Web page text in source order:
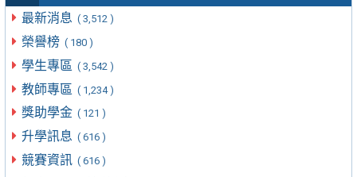
最新消息 ( 3,512 )
榮譽榜 ( 180 )
學生專區 ( 3,542 )
教師專區 ( 1,234 )
獎助學金 ( 121 )
升學訊息 ( 616 )
競賽資訊 ( 616 )